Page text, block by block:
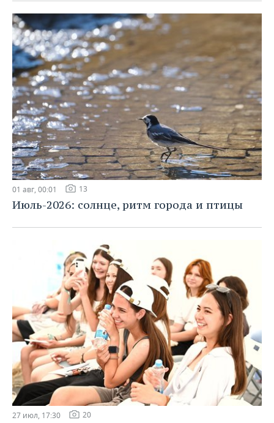
01 авг, 00:01 13
Июль-2026: солнце, ритм города и птицы
27 июл, 17:30 20